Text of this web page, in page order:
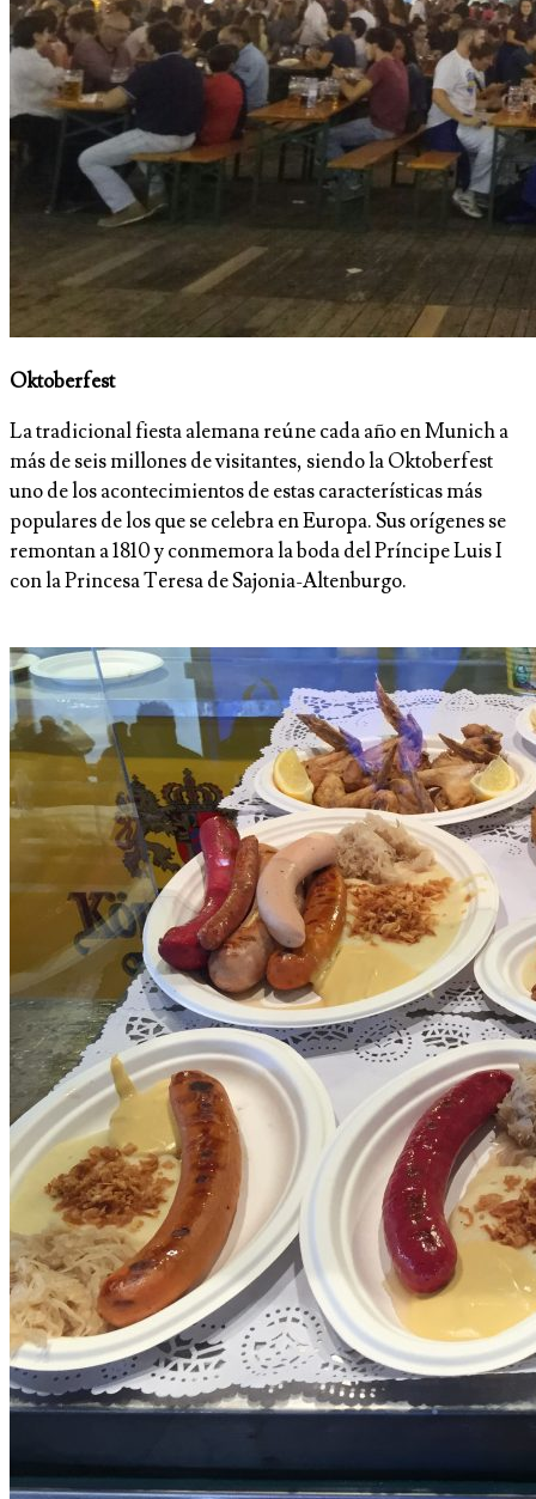
Oktoberfest
La tradicional fiesta alemana reúne cada año en Munich a
más de seis millones de visitantes, siendo la Oktoberfest
uno de los acontecimientos de estas características más
populares de los que se celebra en Europa. Sus orígenes se
remontan a 1810 y conmemora la boda del Príncipe Luis I
con la Princesa Teresa de Sajonia-Altenburgo.